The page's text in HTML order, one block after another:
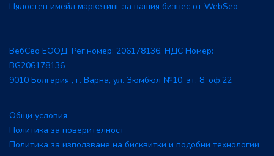
Цялостен имейл маркетинг за вашия бизнес от WebSeo
ВебСео ЕООД, Рег.номер: 206178136, НДС Номер:
BG206178136
9010 Болгария , г. Варна, ул. Зюмбюл №10, эт. 8, оф.22
Общи условия
Политика за поверителност
Политика за използване на бисквитки и подобни технологии